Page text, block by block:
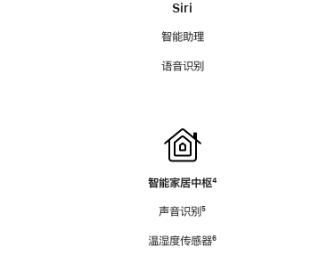
Siri
智能助理
语音识别
智能家居中枢脚
⁴
声音识别脚
⁵
温湿度传感器脚
⁶